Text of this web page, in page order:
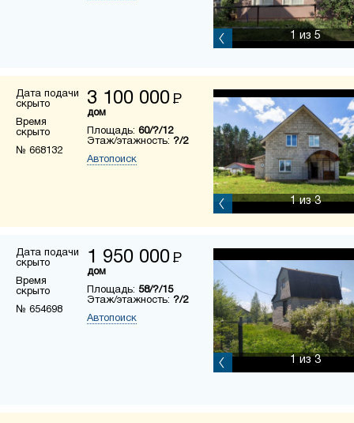
1 из 5
Дата подачи
скрыто
Время
скрыто
№ 668132
3 100 000 Р
дом
Площадь: 60/?/12
Этаж/этажность: ?/2
Автопоиск
1из 3
Дата подачи
скрыто
Время
скрыто
№ 654698
1 950 000 Р
дом
Площадь: 58/?/15
Этаж/этажность: ?/2
Автопоиск
1из 3